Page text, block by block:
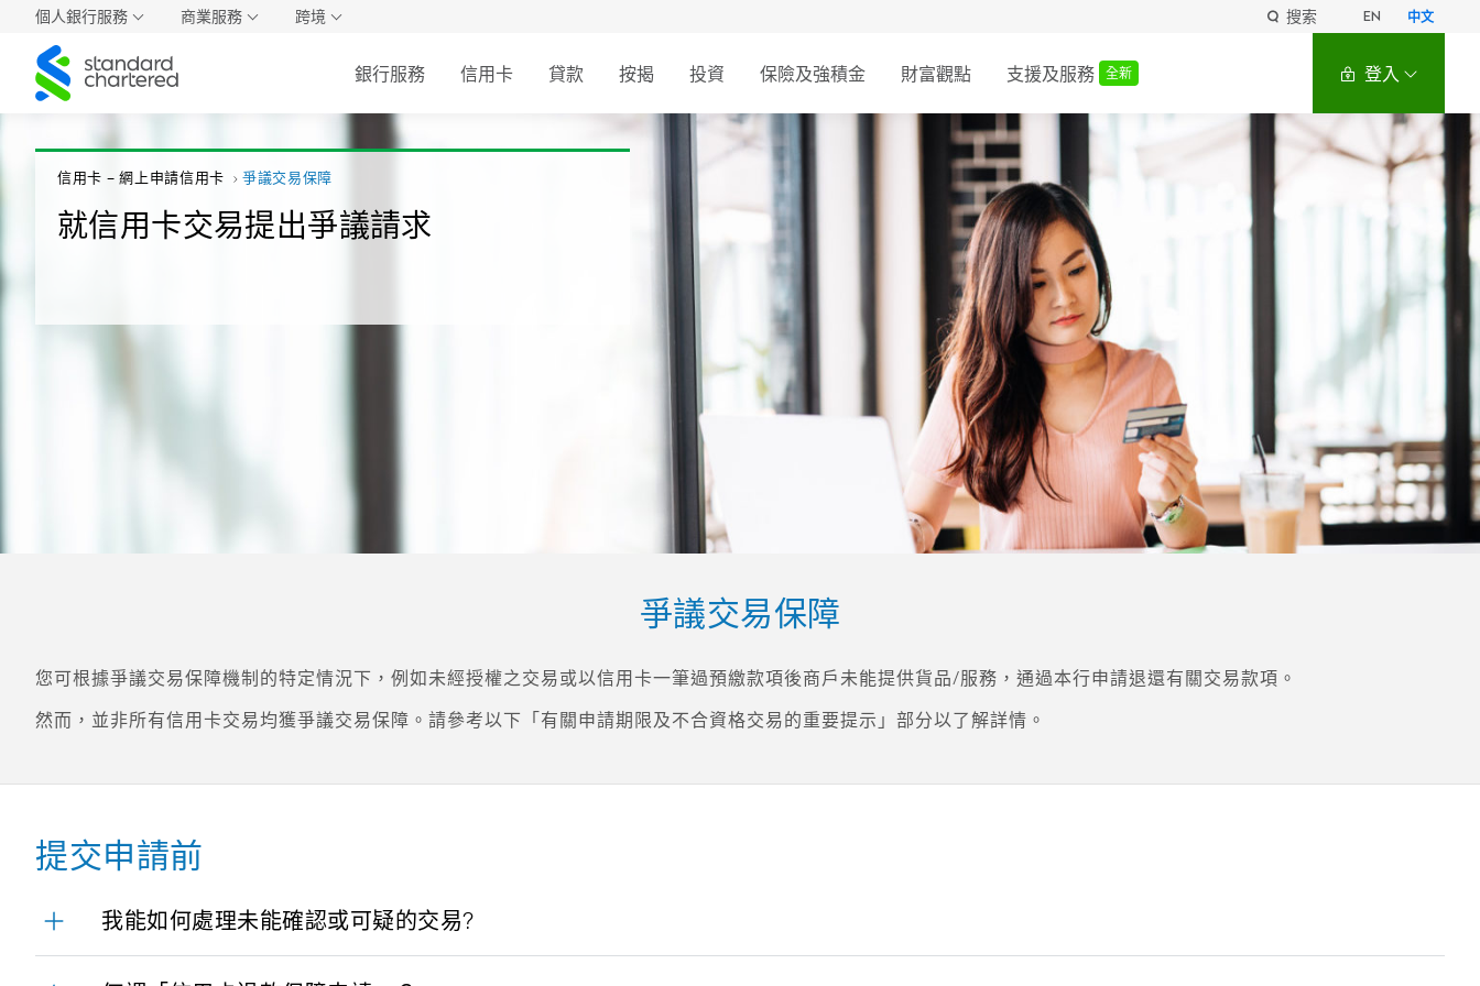
個人銀行服務 商業服務 跨境 搜索 EN 中文
Standard
Chartered
銀行服務 信用卡 貸款 按揭 投資 保險及強積金 財富觀點 支援及服務 全新 登入
信用卡 – 網上申請信用卡 爭議交易保障
就信用卡交易提出爭議請求
爭議交易保障
您可根據爭議交易保障機制的特定情況下，例如未經授權之交易或以信用卡一筆過預繳款項後商戶未能提供貨品/服務，通過本行申請退還有關交易款項。
然而，並非所有信用卡交易均獲爭議交易保障。請參考以下「有關申請期限及不合資格交易的重要提示」部分以了解詳情。
提交申請前
我能如何處理未能確認或可疑的交易?